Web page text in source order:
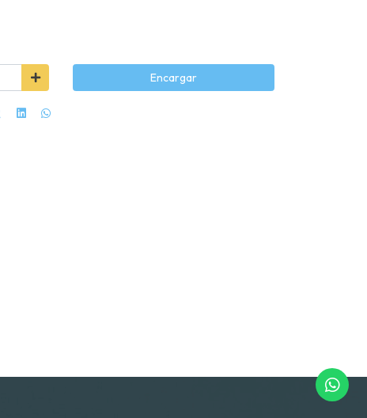
Encargar